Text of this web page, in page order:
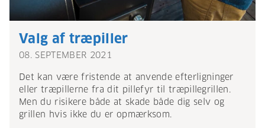
Valg af træpiller
08. SEPTEMBER 2021
Det kan være fristende at anvende efterligninger
eller træpillerne fra dit pillefyr til træpillegrillen.
Men du risikere både at skade både dig selv og
grillen hvis ikke du er opmærksom.